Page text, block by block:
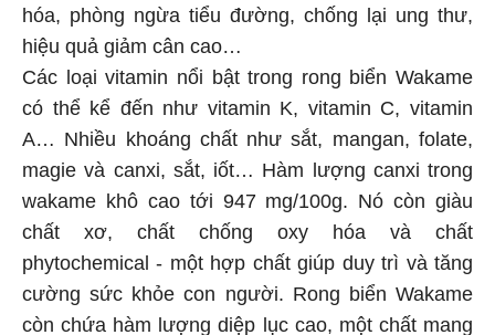
hóa, phòng ngừa tiểu đường, chống lại ung thư,
hiệu quả giảm cân cao…
Các loại vitamin nổi bật trong rong biển Wakame
có thể kể đến như vitamin K, vitamin C, vitamin
A… Nhiều khoáng chất như sắt, mangan, folate,
magie và canxi, sắt, iốt… Hàm lượng canxi trong
wakame khô cao tới 947 mg/100g. Nó còn giàu
chất xơ, chất chống oxy hóa và chất
phytochemical - một hợp chất giúp duy trì và tăng
cường sức khỏe con người. Rong biển Wakame
còn chứa hàm lượng diệp lục cao, một chất mang